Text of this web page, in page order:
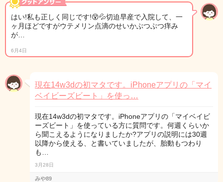
はい!私も正しく同じです!😵💦切迫早産で入院して、一
ヶ月ほどですがウテメリン点滴のせいかぶつぶつ痒み
が…
6月4日
現在14w3dの初マタです。iPhoneアプリの「マイ
ベイビーズビート」を使っ…
現在14w3dの初マタです。iPhoneアプリの「マイベイビ
ーズビート」を使っている方に質問です。何週くらいか
ら聞こえるようになりましたか?アプリの説明には30週
以降から使える、と書いていましたが、胎動もつわり
も…
3月28日
みや89